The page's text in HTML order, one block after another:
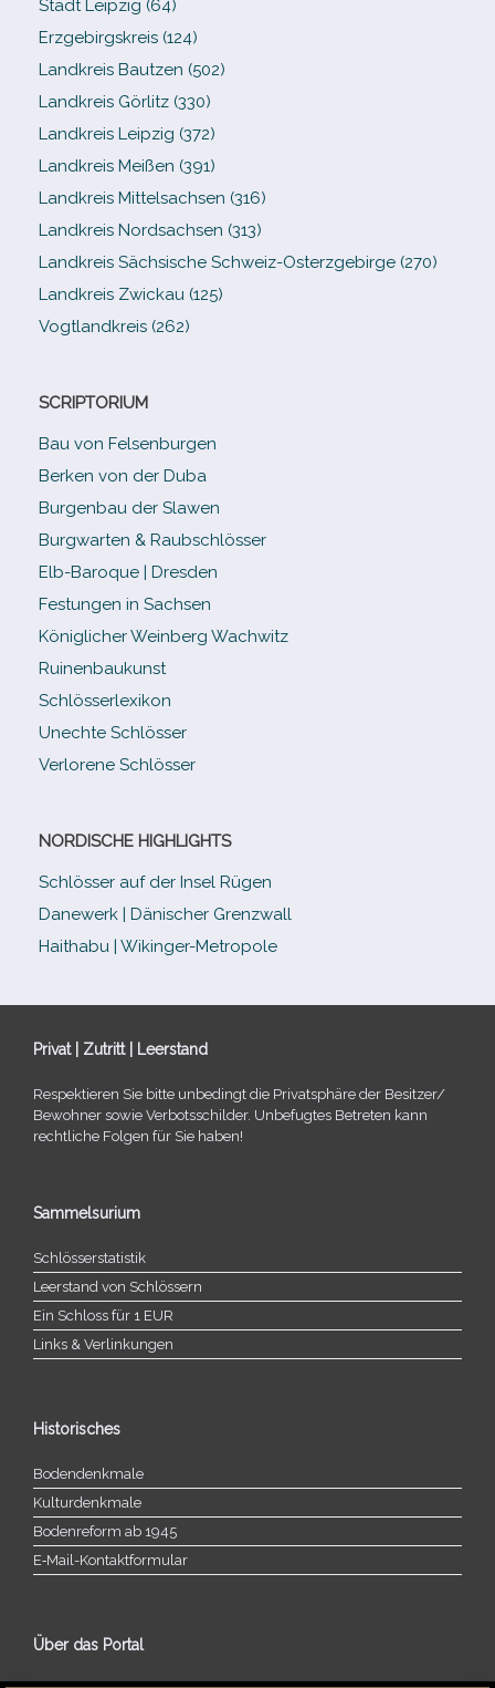
Stadt Leipzig (64)
Erzgebirgskreis (124)
Landkreis Bautzen (502)
Landkreis Görlitz (330)
Landkreis Leipzig (372)
Landkreis Meißen (391)
Landkreis Mittelsachsen (316)
Landkreis Nordsachsen (313)
Landkreis Sächsische Schweiz-​Osterzgebirge (270)
Landkreis Zwickau (125)
Vogtlandkreis (262)
SCRIPTORIUM
Bau von Felsenburgen
Berken von der Duba
Burgenbau der Slawen
Burgwarten & Raubschlösser
Elb-​Baroque | Dresden
Festungen in Sachsen
Königlicher Weinberg Wachwitz
Ruinenbaukunst
Schlösserlexikon
Unechte Schlösser
Verlorene Schlösser
NORDISCHE HIGHLIGHTS
Schlösser auf der Insel Rügen
Danewerk | Dänischer Grenzwall
Haithabu | Wikinger-Metropole
Privat | Zutritt | Leerstand
Respektieren Sie bitte unbe­dingt die Privatsphäre der Besitzer/​
Bewohner sowie Verbotsschilder. Unbefugtes Betreten kann
recht­li­che Folgen für Sie haben!
Sammelsurium
Schlösserstatistik
Leerstand von Schlössern
Ein Schloss für 1 EUR
Links & Verlinkungen
Historisches
Bodendenkmale
Kulturdenkmale
Bodenreform ab 1945
E‑Mail-​​Kontaktformular
Über das Portal